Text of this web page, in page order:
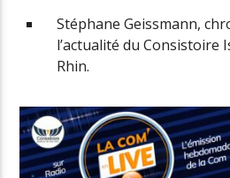
Stéphane Geissmann,
l’actualité du Consistoire
Rhin.